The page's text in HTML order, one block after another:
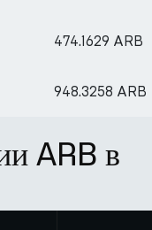
474.1629 ARB
948.3258 ARB
ARB в